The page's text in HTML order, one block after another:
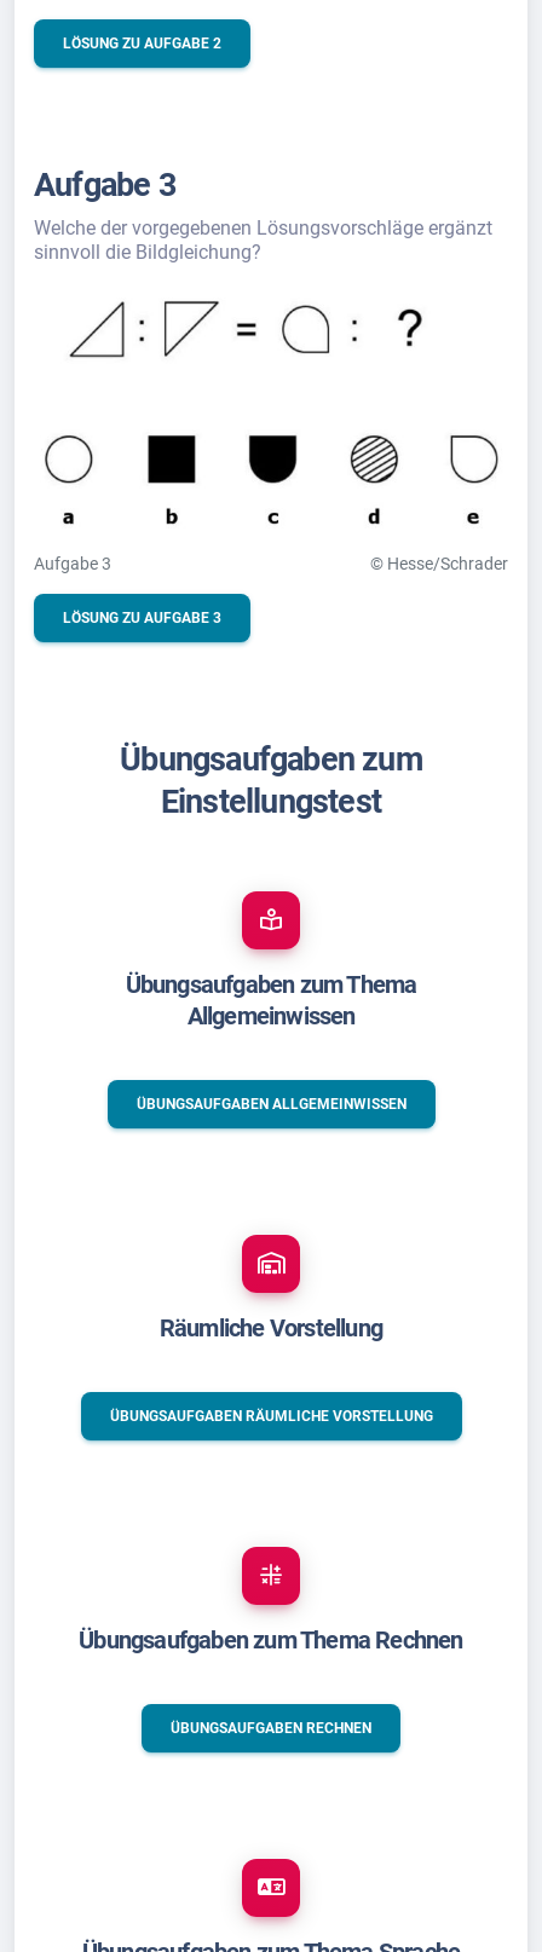
LÖSUNG ZU AUFGABE 2
Aufgabe 3
Welche der vorgegebenen Lösungsvorschläge ergänzt
sinnvoll die Bildgleichung?
Aufgabe 3 © Hesse/Schrader
LÖSUNG ZU AUFGABE 3
Übungsaufgaben zum
Einstellungstest
Übungsaufgaben zum Thema
Allgemeinwissen
ÜBUNGSAUFGABEN ALLGEMEINWISSEN
Räumliche Vorstellung
ÜBUNGSAUFGABEN RÄUMLICHE VORSTELLUNG
Übungsaufgaben zum Thema Rechnen
ÜBUNGSAUFGABEN RECHNEN